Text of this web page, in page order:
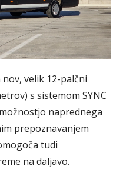
velik 12-palčni
s sistemom SYNC
naprednega
prepoznavanjem
tudi
na daljavo.